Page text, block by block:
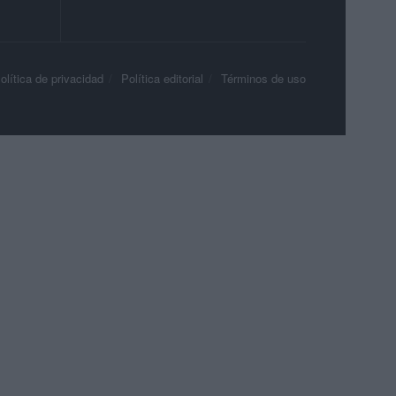
de privacidad Política editorial Términos de uso